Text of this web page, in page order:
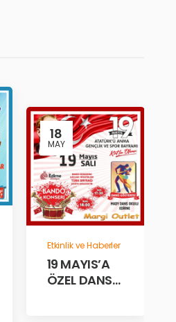
18
MAY
Etkinlik ve Haberler
19 MAYIS’A
ÖZEL DANS